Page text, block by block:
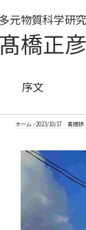
多元物質科学研
髙橋正
序文
ホーム ›2023/10/17 髙橋研